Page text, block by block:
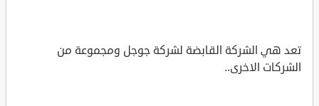
تعد هي الشركة القابضة لشركة جوجل ومجموعة من
الشركات الاخرى..